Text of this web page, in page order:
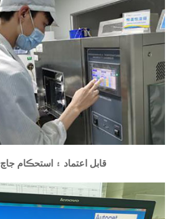
قابل اعتماد ۽ استحڪام جاچ